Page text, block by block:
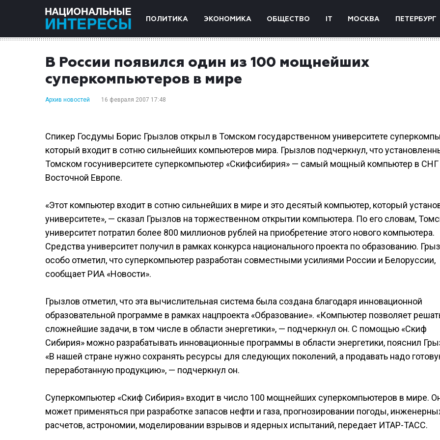
ПОЛИТИКА ЭКОНОМИКА ОБЩЕСТВО IT МОСКВА ПЕТЕРБУРГ
В России появился один из 100 мощнейших
суперкомпьютеров в мире
Архив новостей 16 февраля 2007 17:48
Спикер Госдумы Борис Грызлов открыл в Томском государственном университете
который входит в сотню сильнейших компьютеров мира. Грызлов подчеркнул, что
Томском госуниверситете суперкомпьютер «Скифсибирия» — самый мощный компьютер в СНГ
Восточной Европе.
«Этот компьютер входит в сотню сильнейших в мире и это десятый компьютер, который
университете», — сказал Грызлов на торжественном открытии компьютера. По его словам,
университет потратил более 800 миллионов рублей на приобретение этого нового компьютера.
Средства университет получил в рамках конкурса национального проекта по образованию.
особо отметил, что суперкомпьютер разработан совместными усилиями России и Белоруссии,
сообщает РИА «Новости».
Грызлов отметил, что эта вычислительная система была создана благодаря инновационной
образовательной программе в рамках нацпроекта «Образование». «Компьютер позволяет
сложнейшие задачи, в том числе в области энергетики», — подчеркнул он. С помощью «Скиф
Сибирия» можно разрабатывать инновационные программы в области энергетики, пояснил
«В нашей стране нужно сохранять ресурсы для следующих поколений, а продавать надо
переработанную продукцию», — подчеркнул он.
Суперкомпьютер «Скиф Сибирия» входит в число 100 мощнейших суперкомпьютеров в мире.
может применяться при разработке запасов нефти и газа, прогнозировании погоды,
расчетов, астрономии, моделировании взрывов и ядерных испытаний, передает ИТАР-ТАСС.